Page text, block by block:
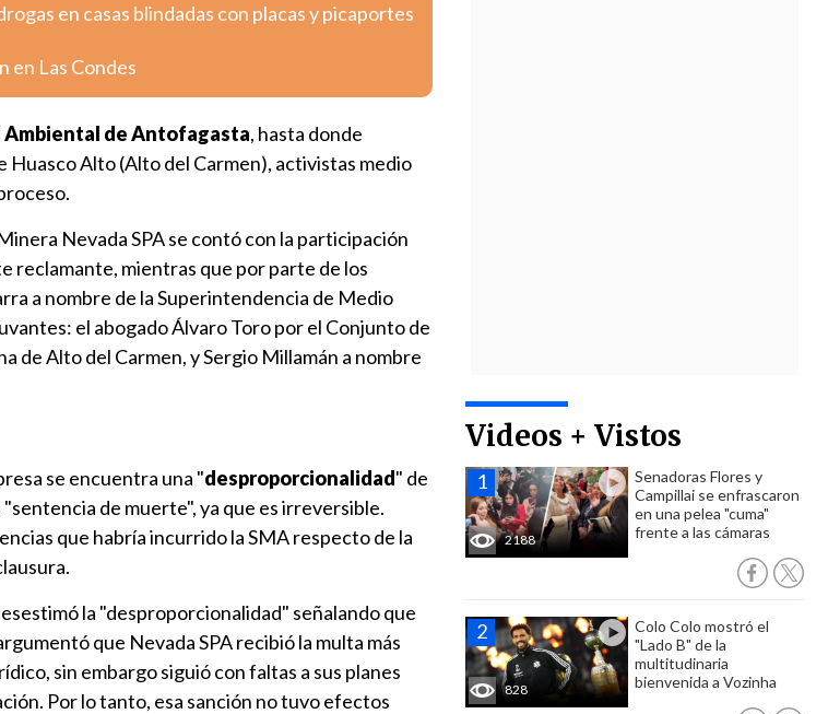
Videos + Vistos
2188
Senadoras Flores y
Campillai se enfrascaron
en una pelea "cuma"
frente a las cámaras
828
Colo Colo mostró el
"Lado B" de la
multitudinaria
bienvenida a Vozinha
en casas blindadas con placas y picaportes
en Las Condes
Ambiental de Antofagasta, hasta donde
Alto (Alto del Carmen), activistas medio
Nevada SPA se contó con la participación
reclamante, mientras que por parte de los
a nombre de la Superintendencia de Medio
el abogado Álvaro Toro por el Conjunto de
de Alto del Carmen, y Sergio Millamán a nombre
se encuentra una "desproporcionalidad" de
de muerte", ya que es irreversible.
que habría incurrido la SMA respecto de la
la "desproporcionalidad" señalando que
que Nevada SPA recibió la multa más
sin embargo siguió con faltas a sus planes
Por lo tanto, esa sanción no tuvo efectos